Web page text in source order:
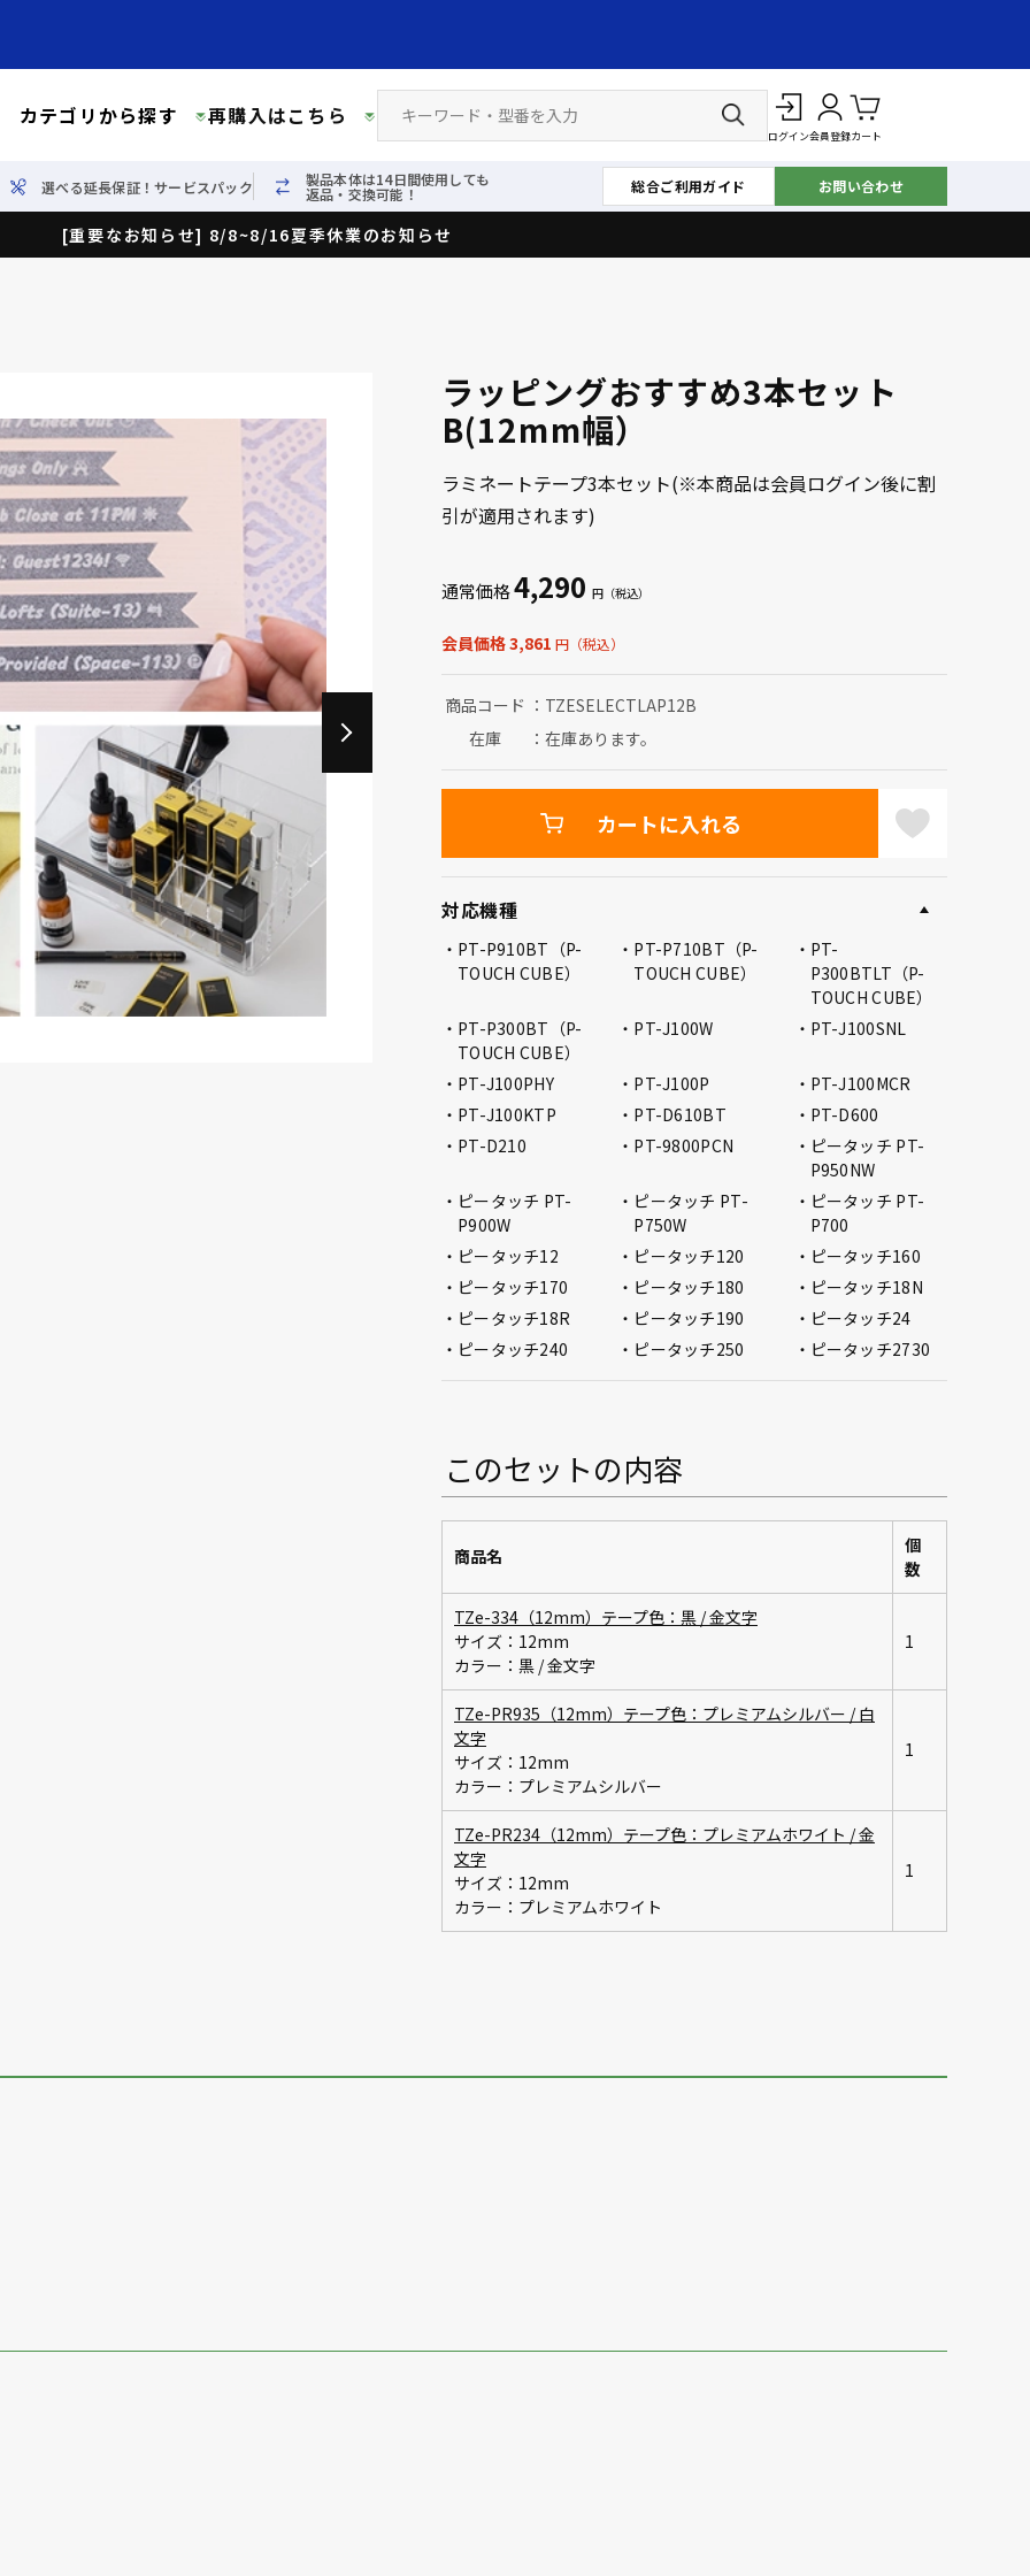
カテゴリから探す 再購入はこちら
ログイン会員登録カート
選べる延長保証！サービスパック 製品本体は14日間使用しても
返品・交換可能！ 総合ご利用ガイド お問い合わせ
[重要なお知らせ] 8/8~8/16夏季休業のお知らせ
ラッピングおすすめ3本セット
B(12mm幅）
ラミネートテープ3本セット(※本商品は会員ログイン後に割
引が適用されます)
通常価格4,290
会員価格 3,861
商品コード
TZESELECTLAP12B
在庫
在庫あります。
対応機種
PT-P910BT（P-
TOUCH CUBE）
PT-P710BT（P-
TOUCH CUBE）
PT-
P300BTLT（P-
TOUCH CUBE）
PT-P300BT（P-
TOUCH CUBE）
PT-J100W PT-J100SNL
PT-J100PHY PT-J100P
PT-J100MCR
PT-J100KTP
PT-D610BT
PT-D600
PT-D210
PT-9800PCN
ピータッチ PT-
P950NW
ピータッチ PT-
P900W
ピータッチ PT-
P750W
ピータッチ PT-
P700
ピータッチ12
ピータッチ120
ピータッチ160
ピータッチ170
ピータッチ180
ピータッチ18N
ピータッチ18R
ピータッチ190
ピータッチ24
ピータッチ240
ピータッチ250 ピータッチ2730
カートに入れる
このセットの内容
商品名
個
数
TZe-334（12mm）テープ色：黒 / 金文字
サイズ：12mm
カラー：黒 / 金文字
1
TZe-PR935（12mm）テープ色：プレミアムシルバー / 白
文字
サイズ：12mm
カラー：プレミアムシルバー
1
TZe-PR234（12mm）テープ色：プレミアムホワイト / 金
文字
サイズ：12mm
カラー：プレミアムホワイト
1